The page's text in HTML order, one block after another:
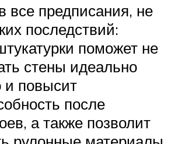
все предписания, не
последствий:
поможет не
стены идеально
повысит
после
а также позволит